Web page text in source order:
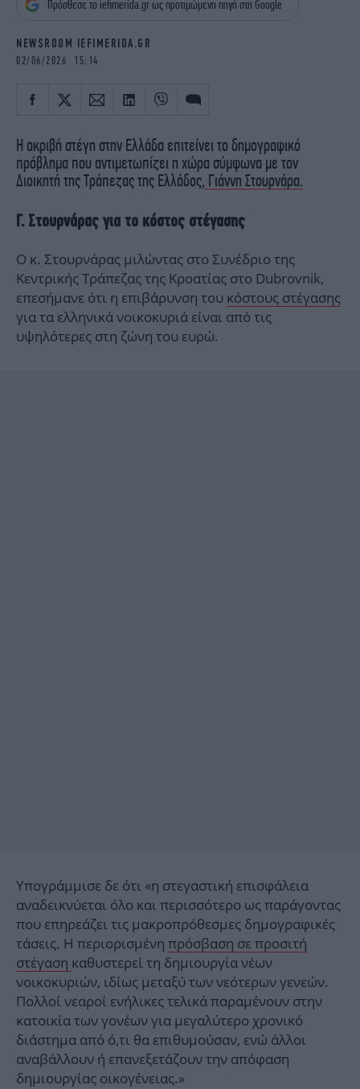
iBOOKS
ΖΩΔΙΑ
MEDIA
NEWSLETTER
Πρόσθεσε το iefimerida.gr ως προτιμώμενη πηγή στη Google
NEWSROOM IEFIMERIDA.GR
02/06/2026 15:14
H ακριβή στέγη στην Ελλάδα επιτείνει το δημογραφικό
πρόβλημα που αντιμετωπίζει η χώρα σύμφωνα με τον
Διοικητή της Τράπεζας της Ελλάδος, Γιάννη Στουρνάρα.
Γ. Στουρνάρας για το κόστος στέγασης
Ο κ. Στουρνάρας μιλώντας στο Συνέδριο της
Κεντρικής Τράπεζας της Κροατίας στο Dubrovnik,
επεσήμανε ότι η επιβάρυνση του κόστους στέγασης
για τα ελληνικά νοικοκυριά είναι από τις
υψηλότερες στη ζώνη του ευρώ.
Υπογράμμισε δε ότι «η στεγαστική επισφάλεια
αναδεικνύεται όλο και περισσότερο ως παράγοντας
που επηρεάζει τις μακροπρόθεσμες δημογραφικές
τάσεις. Η περιορισμένη πρόσβαση σε προσιτή
στέγαση καθυστερεί τη δημιουργία νέων
νοικοκυριών, ιδίως μεταξύ των νεότερων γενεών.
Πολλοί νεαροί ενήλικες τελικά παραμένουν στην
κατοικία των γονέων για μεγαλύτερο χρονικό
διάστημα από ό,τι θα επιθυμούσαν, ενώ άλλοι
αναβάλλουν ή επανεξετάζουν την απόφαση
δημιουργίας οικογένειας.»